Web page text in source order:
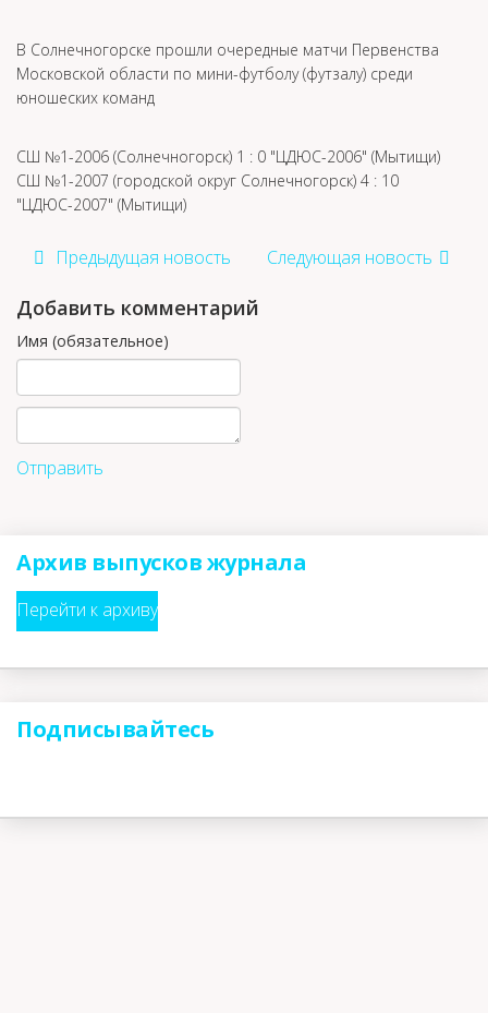
В Солнечногорске прошли очередные матчи Первенства
Московской области по мини-футболу (футзалу) среди
юношеских команд
СШ №1-2006 (Солнечногорск) 1 : 0 "ЦДЮС-2006" (Мытищи)
СШ №1-2007 (городской округ Солнечногорск) 4 : 10
"ЦДЮС-2007" (Мытищи)
Предыдущая новость Следующая новость
Добавить комментарий
Имя (обязательное)
Отправить
Архив выпусков журнала
Перейти к архиву
Подписывайтесь